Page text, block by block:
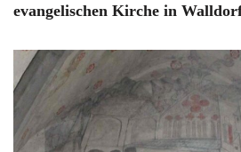
evangelischen Kirche in